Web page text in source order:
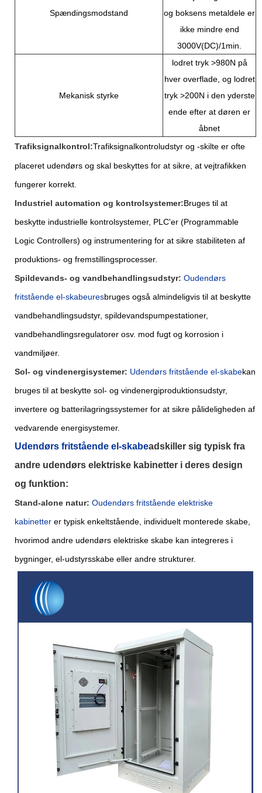
Spændingsmodstand
og boksens metaldele er
ikke mindre end
3000V(DC)/1min.
Mekanisk styrke
lodret tryk >980N på
hver overflade, og lodret
tryk >200N i den yderste
ende efter at døren er
åbnet
Trafiksignalkontrol:Trafiksignalkontroludstyr og -skilte er ofte
placeret udendørs og skal beskyttes for at sikre, at vejtrafikken
fungerer korrekt.
Industriel automation og kontrolsystemer:Bruges til at
beskytte industrielle kontrolsystemer, PLC'er (Programmable
Logic Controllers) og instrumentering for at sikre stabiliteten af ​​
produktions- og fremstillingsprocesser.
Spildevands- og vandbehandlingsudstyr: Oudendørs
fritstående el-skabeuresbruges også almindeligvis til at beskytte
vandbehandlingsudstyr, spildevandspumpestationer,
vandbehandlingsregulatorer osv. mod fugt og korrosion i
vandmiljøer.
Sol- og vindenergisystemer: Udendørs fritstående el-skabekan
bruges til at beskytte sol- og vindenergiproduktionsudstyr,
invertere og batterilagringssystemer for at sikre pålideligheden af
​​vedvarende energisystemer.
Udendørs fritstående el-skabeadskiller sig typisk fra
andre udendørs elektriske kabinetter i deres design
og funktion:
Stand-alone natur: Oudendørs fritstående elektriske
kabinetter er typisk enkeltstående, individuelt monterede skabe,
hvorimod andre udendørs elektriske skabe kan integreres i
bygninger, el-udstyrsskabe eller andre strukturer.